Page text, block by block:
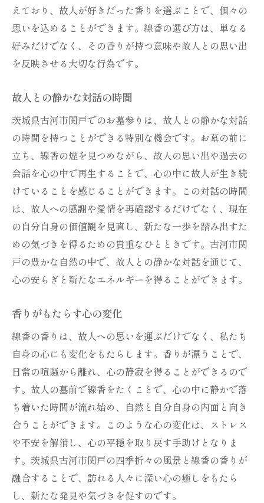
えており、故人が好きだった香りを選ぶことで、個々の
思いを込めることができます。線香の選び方は、単なる
好みだけでなく、その香りが持つ意味や故人との思い出
を反映させる大切な行為です。
故人との静かな対話の時間
茨城県古河市関戸でのお墓参りは、故人との静かな対話
の時間を持つことができる特別な機会です。お墓の前に
立ち、線香の煙を見つめながら、故人の思い出や過去の
会話を心の中で再生することで、心の中に故人が生き続
けていることを感じることができます。この対話の時間
は、故人への感謝や愛情を再確認するだけでなく、現在
の自分自身の価値観を見直し、新たな一歩を踏み出すた
めの気づきを得るための貴重なひとときです。古河市関
戸の豊かな自然の中で、故人との静かな対話を通じて、
心の安らぎと新たなエネルギーを得ることができます。
香りがもたらす心の変化
線香の香りは、故人への思いを運ぶだけでなく、私たち
自身の心にも変化をもたらします。香りが漂うことで、
日常の喧騒から離れ、心の静寂を得ることができるので
す。故人の墓前で線香をたくことで、心の中に静かで落
ち着いた時間が流れ始め、自然と自分自身の内面と向き
合うことができます。このような心の変化は、ストレス
や不安を解消し、心の平穏を取り戻す手助けとなりま
す。茨城県古河市関戸の四季折々の風景と線香の香りが
融合することで、訪れる人々に深い心の癒しをもたら
し、新たな発見や気づきを促すのです。